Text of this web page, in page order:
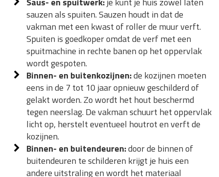
sauzen als spuiten. Sauzen houdt in dat de
vakman met een kwast of roller de muur verft.
Spuiten is goedkoper omdat de verf met een
spuitmachine in rechte banen op het oppervlak
wordt gespoten.
Binnen- en buitenkozijnen:de kozijnen moeten
eens in de 7 tot 10 jaar opnieuw geschilderd of
gelakt worden. Zo wordt het hout beschermd
tegen neerslag. De vakman schuurt het oppervlak
licht op, herstelt eventueel houtrot en verft de
kozijnen.
Binnen- en buitendeuren:door de binnen of
buitendeuren te schilderen krijgt je huis een
andere uitstraling en wordt het materiaal